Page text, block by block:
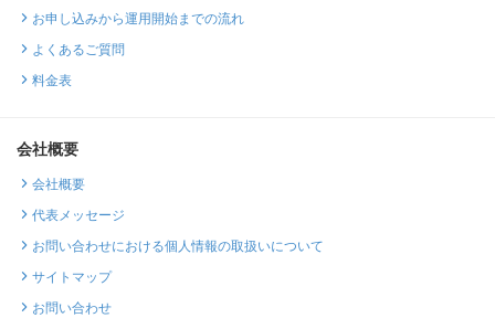
お申し込みから運用開始までの流れ
よくあるご質問
料金表
会社概要
会社概要
代表メッセージ
お問い合わせにおける個人情報の取扱いについて
サイトマップ
お問い合わせ